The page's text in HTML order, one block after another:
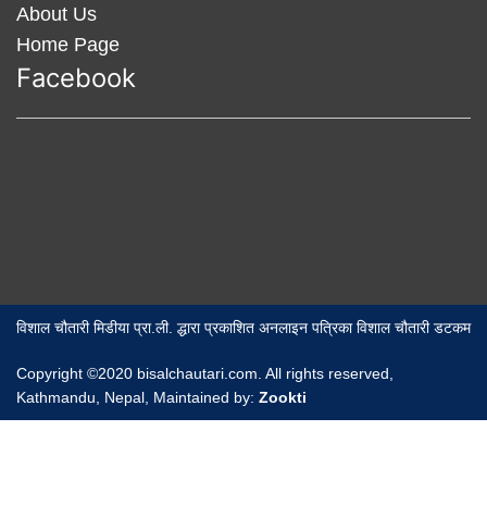
About Us
Home Page
Facebook
विशाल चौतारी मिडीया प्रा.ली. द्धारा प्रकाशित अनलाइन पत्रिका विशाल चौतारी डटकम
Copyright ©2020 bisalchautari.com. All rights reserved,
Kathmandu, Nepal, Maintained by: Zookti